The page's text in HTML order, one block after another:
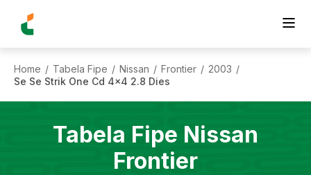
Home / Tabela Fipe / Nissan / Frontier / 2003 /
Se Se Strik One Cd 4x4 2.8 Dies
Tabela Fipe Nissan
Frontier